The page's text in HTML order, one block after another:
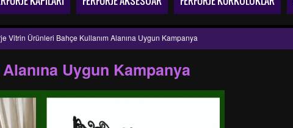
Vitrin Ürünleri Bahçe Kullanım Alanına Uygun Kampanya
Uygun Kampanya